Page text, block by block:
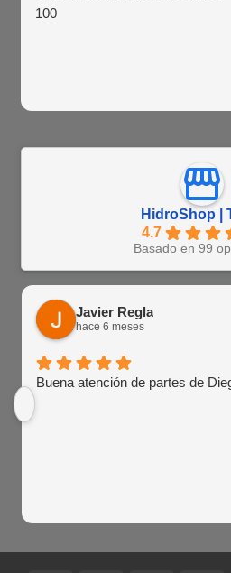
100
HidroShop |
4.7
Basado en 99
Javier Regla
hace 6 meses
Buena atención de partes de